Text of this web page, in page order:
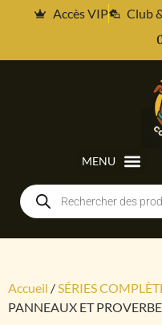
Accès VIP Club
Accueil /SÉRIES
PANNEAUX ET